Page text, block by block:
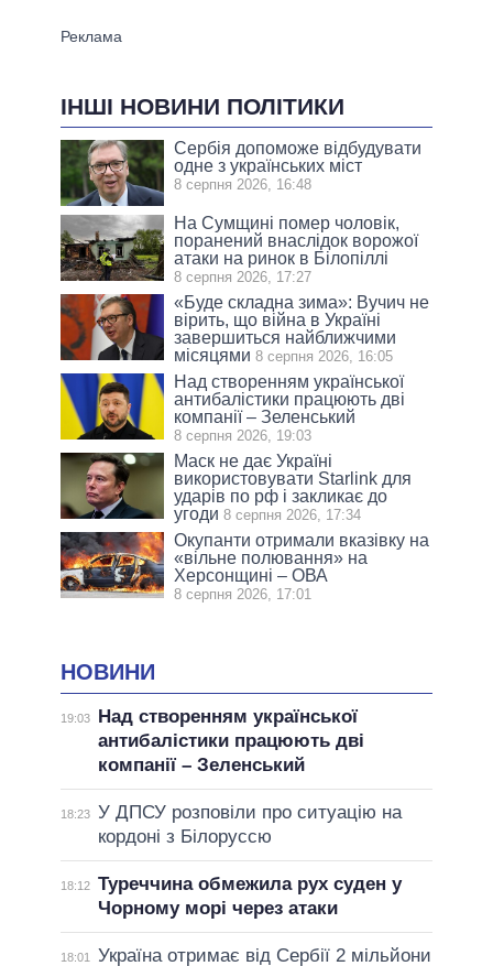
ІНШІ НОВИНИ ПОЛІТИКИ
Сербія допоможе відбудувати
одне з українських міст
8 серпня 2026, 16:48
На Сумщині помер чоловік,
поранений внаслідок ворожої
атаки на ринок в Білопіллі
8 серпня 2026, 17:27
«Буде складна зима»: Вучич не
вірить, що війна в Україні
завершиться найближчими
місяцями 8 серпня 2026, 16:05
Над створенням української
антибалістики працюють дві
компанії – Зеленський
8 серпня 2026, 19:03
Маск не дає Україні
використовувати Starlink для
ударів по рф і закликає до
угоди 8 серпня 2026, 17:34
Окупанти отримали вказівку на
«вільне полювання» на
Херсонщині – ОВА
8 серпня 2026, 17:01
НОВИНИ
19:03
Над створенням української
антибалістики працюють дві
компанії – Зеленський
18:23 У ДПСУ розповіли про ситуацію на
кордоні з Білоруссю
18:12 Туреччина обмежила рух суден у
Чорному морі через атаки
18:01
Україна отримає від Сербії 2 мільйони